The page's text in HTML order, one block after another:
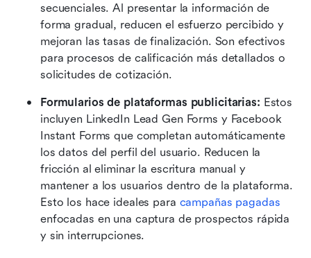
secuenciales. Al presentar la información de
forma gradual, reducen el esfuerzo percibido y
mejoran las tasas de finalización. Son efectivos
para procesos de calificación más detallados o
solicitudes de cotización.
Formularios de plataformas publicitarias: Estos
incluyen LinkedIn Lead Gen Forms y Facebook
Instant Forms que completan automáticamente
los datos del perfil del usuario. Reducen la
fricción al eliminar la escritura manual y
mantener a los usuarios dentro de la plataforma.
Esto los hace ideales para campañas pagadas
enfocadas en una captura de prospectos rápida
y sin interrupciones.